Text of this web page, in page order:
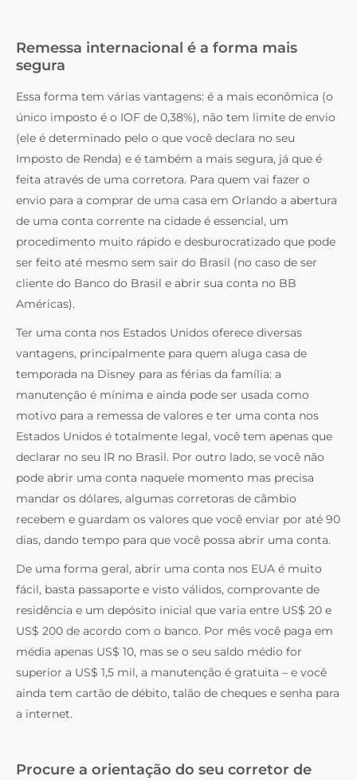
Remessa internacional é a forma mais
segura
Essa forma tem várias vantagens: é a mais econômica (o
único imposto é o IOF de 0,38%), não tem limite de envio
(ele é determinado pelo o que você declara no seu
Imposto de Renda) e é também a mais segura, já que é
feita através de uma corretora. Para quem vai fazer o
envio para a comprar de uma casa em Orlando a abertura
de uma conta corrente na cidade é essencial, um
procedimento muito rápido e desburocratizado que pode
ser feito até mesmo sem sair do Brasil (no caso de ser
cliente do Banco do Brasil e abrir sua conta no BB
Américas).
Ter uma conta nos Estados Unidos oferece diversas
vantagens, principalmente para quem aluga casa de
temporada na Disney para as férias da família: a
manutenção é mínima e ainda pode ser usada como
motivo para a remessa de valores e ter uma conta nos
Estados Unidos é totalmente legal, você tem apenas que
declarar no seu IR no Brasil. Por outro lado, se você não
pode abrir uma conta naquele momento mas precisa
mandar os dólares, algumas corretoras de câmbio
recebem e guardam os valores que você enviar por até 90
dias, dando tempo para que você possa abrir uma conta.
De uma forma geral, abrir uma conta nos EUA é muito
fácil, basta passaporte e visto válidos, comprovante de
residência e um depósito inicial que varia entre US$ 20 e
US$ 200 de acordo com o banco. Por mês você paga em
média apenas US$ 10, mas se o seu saldo médio for
superior a US$ 1,5 mil, a manutenção é gratuita – e você
ainda tem cartão de débito, talão de cheques e senha para
a internet.
Procure a orientação do seu corretor de